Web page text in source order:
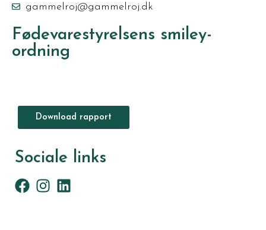
gammelroj@gammelroj.dk
Fødevarestyrelsens smiley-
ordning
Download rapport
Sociale links